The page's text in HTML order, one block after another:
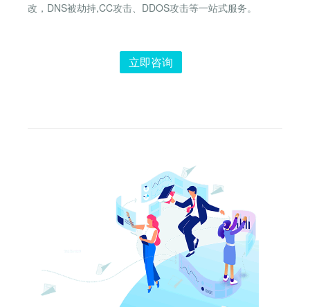
改，DNS被劫持,CC攻击、DDOS攻击等一站式服务。
立即咨询